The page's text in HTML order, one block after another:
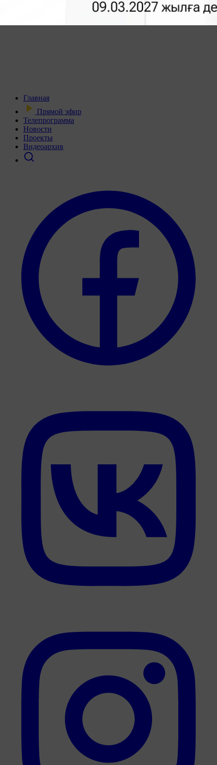
Главная
Прямой эфир
Телепрограмма
Новости
Проекты
Видеоархив